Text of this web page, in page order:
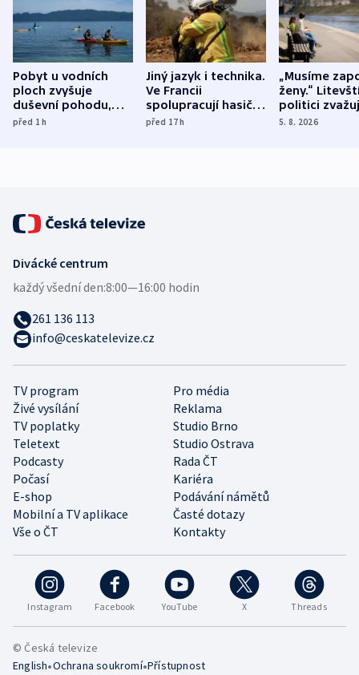
Pobyt u vodních
ploch zvyšuje
duševní pohodu,
ukázala
před 1h
Jiný jazyk i technika.
Ve Francii
spolupracují hasiči z
různých zemí
před 17h
„Musíme
ženy.“
politici
dohodu o
5. 8. 2026
Instagram Facebook YouTube X Threads
TV program
Pro média
Živé vysílání
Reklama
TV poplatky
Studio Brno
Teletext
Studio Ostrava
Podcasty
Rada ČT
Počasí
Kariéra
E-shop
Podávání námětů
Mobilní a TV aplikace
Časté dotazy
Vše o ČT
Kontakty
Divácké centrum
každý všední den:8:00—16:00 hodin
261 136 113
info@ceskatelevize.cz
© Česká televize
English•Ochrana soukromí•Přístupnost